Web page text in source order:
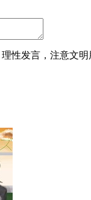
性发言，注意文明